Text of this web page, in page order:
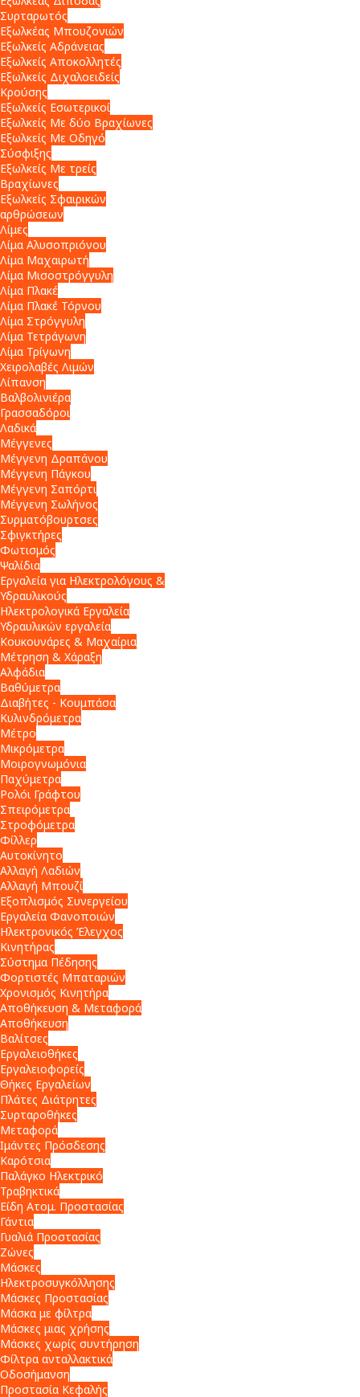
Συρταρωτός
Εξωλκέας Μπουζονιών
Εξωλκείς Αδράνειας
Εξωλκείς Αποκολλητές
Εξωλκείς Διχαλοειδείς
Κρούσης
Εξωλκείς Εσωτερικοί
Εξωλκείς Με δύο Βραχίωνες
Εξωλκείς Με Οδηγό
Σύσφιξης
Εξωλκείς Με τρείς
Βραχίωνες
Εξωλκείς Σφαιρικών
αρθρώσεων
Λίμες
Λίμα Αλυσοπριόνου
Λίμα Μαχαιρωτή
Λίμα Μισοστρόγγυλη
Λίμα Πλακέ
Λίμα Πλακέ Τόρνου
Λίμα Στρόγγυλη
Λίμα Τετράγωνη
Λίμα Τρίγωνη
Χειρολαβές Λιμών
Λίπανση
Βαλβολινιέρα
Γρασσαδόροι
Λαδικά
Μέγγενες
Μέγγενη Δραπάνου
Μέγγενη Πάγκου
Μέγγενη Σαπόρτι
Μέγγενη Σωλήνος
Συρματόβουρτσες
Σφιγκτήρες
Φωτισμός
Ψαλίδια
Εργαλεία για Ηλεκτρολόγους &
Υδραυλικούς
Ηλεκτρολογικά Εργαλεία
Υδραυλικών εργαλεία
Κουκουνάρες & Μαχαίρια
Μέτρηση & Χάραξη
Αλφάδια
Βαθύμετρα
Διαβήτες - Κουμπάσα
Κυλινδρόμετρα
Μέτρο
Μικρόμετρα
Μοιρογνωμόνια
Παχύμετρα
Ρολόι Γράφτου
Σπειρόμετρα
Στροφόμετρα
Φίλλερ
Αυτοκίνητο
Αλλαγή Λαδιών
Αλλαγή Μπουζί
Εξοπλισμός Συνεργείου
Εργαλεία Φανοποιών
Ηλεκτρονικός Έλεγχος
Κινητήρας
Σύστημα Πέδησης
Φορτιστές Μπαταριών
Χρονισμός Κινητήρα
Αποθήκευση & Μεταφορά
Αποθήκευση
Βαλίτσες
Εργαλειοθήκες
Εργαλειοφορείς
Θήκες Εργαλείων
Πλάτες Διάτρητες
Συρταροθήκες
Μεταφορά
Ιμάντες Πρόσδεσης
Καρότσια
Παλάγκο Ηλεκτρικό
Τραβηκτικά
Είδη Ατομ. Προστασίας
Γάντια
Γυαλιά Προστασίας
Ζώνες
Μάσκες
Ηλεκτροσυγκόλλησης
Μάσκες Προστασίας
Μάσκα με φίλτρα
Μάσκες μιας χρήσης
Μάσκες χωρίς συντήρηση
Φίλτρα ανταλλακτικά
Οδοσήμανση
Προστασία Κεφαλής